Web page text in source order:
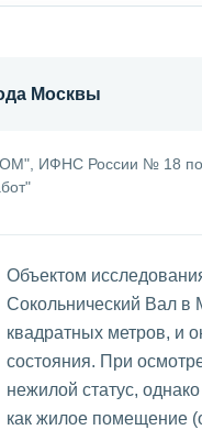
Москвы
ИФНС России № 18 по
Объектом
Сокольнический Вал в
квадратных метров, и
состояния. При
нежилой статус,
как жилое помещение